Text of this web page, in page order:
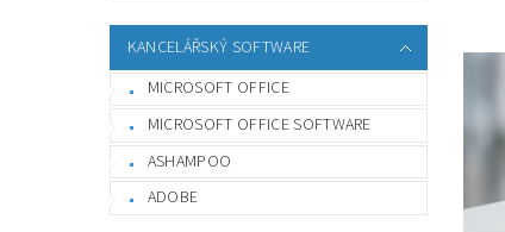
KANCELÁŘSKÝ SOFTWARE
MICROSOFT OFFICE
MICROSOFT OFFICE SOFTWARE
ASHAMPOO
ADOBE